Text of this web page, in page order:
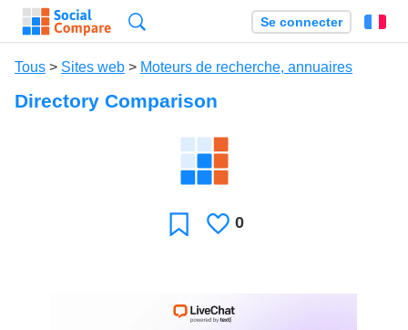
Se connecter
Tous > Sites web > Moteurs de recherche, annuaires
Directory Comparison
Favori J'aime
0